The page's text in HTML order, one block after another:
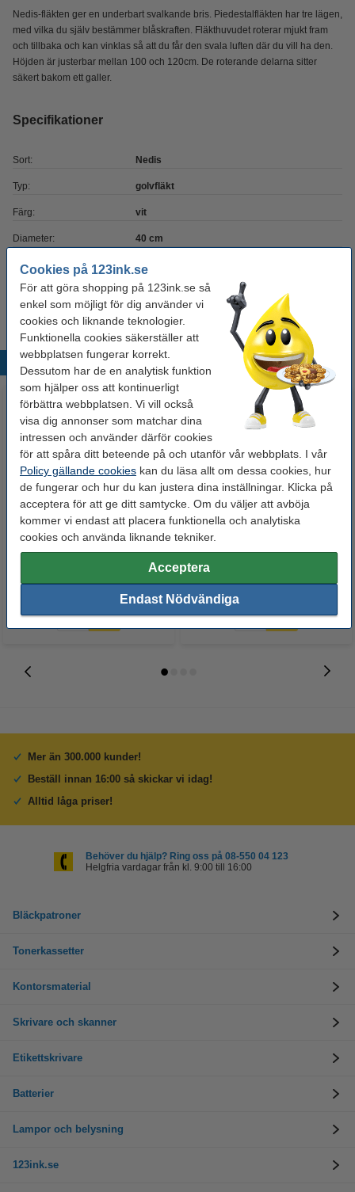
Cookies på 123ink.se
För att göra shopping på 123ink.se så
enkel som möjligt för dig använder vi
cookies och liknande teknologier.
Funktionella cookies säkerställer att
webbplatsen fungerar korrekt.
Dessutom har de en analytisk funktion
som hjälper oss att kontinuerligt
förbättra webbplatsen. Vi vill också
visa dig annonser som matchar dina
intressen och använder därför cookies
för att spåra ditt beteende på och utanför vår webbplats. I vår
Policy gällande cookies kan du läsa allt om dessa cookies, hur
de fungerar och hur du kan justera dina inställningar. Klicka på
acceptera för att ge ditt samtycke. Om du väljer att avböja
kommer vi endast att placera funktionella och analytiska
cookies och använda liknande tekniker.
Acceptera
Endast Nödvändiga
Nedis-fläkten ger en underbart svalkande bris. Piedestalfläkten har tre lägen,
med vilka du själv bestämmer blåskraften. Fläkthuvudet roterar mjukt fram
och tillbaka och kan vinklas så att du får den svala luften där du vill ha den.
Höjden är justerbar mellan 100 och 120cm. De roterande delarna sitter
säkert bakom ett galler.
Specifikationer
Sort: Nedis
Typ: golvfläkt
Färg: vit
Diameter: 40 cm
Strömförsörjning: strömkontakt
Energi: 45 W
Post-it lappar 76mm x 76mm |
123ink | gul | 100 ark | 12st
Diskhandskar M (8) 1-par |
rosa/gul
Mer än 300.000 kunder!
Beställ innan 16:00 så skickar vi idag!
Alltid låga priser!
Behöver du hjälp? Ring oss på 08-550 04 123
Helgfria vardagar från kl. 9:00 till 16:00
Bläckpatroner
Tonerkassetter
Kontorsmaterial
Skrivare och skanner
Etikettskrivare
Batterier
Lampor och belysning
123ink.se